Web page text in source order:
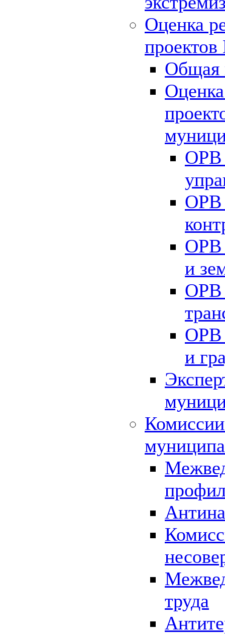
Оценка
Общая
ОРВ
ОРВ
ОРВ
и
ОРВ
ОРВ
и
труда